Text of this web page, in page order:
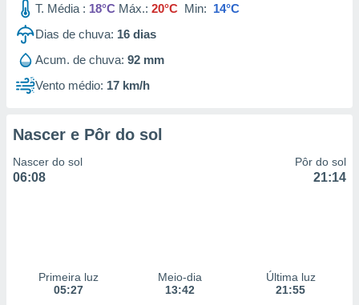
utilizar
criar
medir
da
de dados
T. Média : 18°C Máx.: 20°C Min: 14°C
Dias de chuva: 16 dias
Acum. de chuva: 92 mm
Vento médio: 17 km/h
Nascer e Pôr do sol
Nascer do sol
06:08
Pôr do sol
21:14
Primeira luz
05:27
Meio-dia
13:42
Última luz
21:55